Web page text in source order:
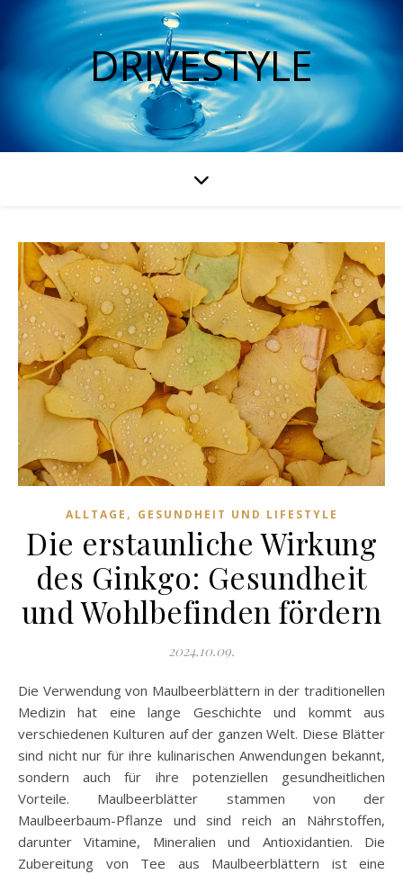
DRIVESTYLE
ALLTAGE , GESUNDHEIT UND LIFESTYLE
Die erstaunliche Wirkung
des Ginkgo: Gesundheit
und Wohlbefinden fördern
2024.10.09.
Die Verwendung von Maulbeerblättern in der traditionellen
Medizin hat eine lange Geschichte und kommt aus
verschiedenen Kulturen auf der ganzen Welt. Diese Blätter
sind nicht nur für ihre kulinarischen Anwendungen bekannt,
sondern auch für ihre potenziellen gesundheitlichen
Vorteile. Maulbeerblätter stammen von der
Maulbeerbaum-Pflanze und sind reich an Nährstoffen,
darunter Vitamine, Mineralien und Antioxidantien. Die
Zubereitung von Tee aus Maulbeerblättern ist eine